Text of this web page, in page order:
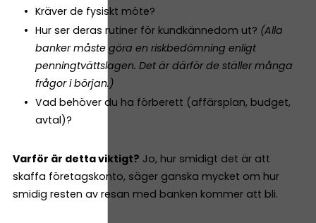
Kräver de fysiskt möte?
Hur ser deras rutiner för kundkännedom ut? (Alla
banker måste göra en riskbedömning enligt
penningtvättslagen. Det är därför de ställer många
frågor i början.)
Vad behöver du ha förberett (affärsplan, budget,
avtal)?
Varför är detta viktigt? Jo, hur smidigt det är att
skaffa företagskonto, säger ganska mycket om hur
smidig resten av resan med banken kommer att bli.